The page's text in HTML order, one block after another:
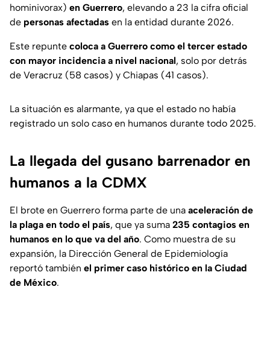
hominivorax) en Guerrero, elevando a 23 la cifra oficial
de personas afectadas en la entidad durante 2026.
Este repunte coloca a Guerrero como el tercer estado
con mayor incidencia a nivel nacional, solo por detrás
de Veracruz (58 casos) y Chiapas (41 casos).
La situación es alarmante, ya que el estado no había
registrado un solo caso en humanos durante todo 2025.
La llegada del gusano barrenador en
humanos a la CDMX
El brote en Guerrero forma parte de una aceleración de
la plaga en todo el país, que ya suma 235 contagios en
humanos en lo que va del año. Como muestra de su
expansión, la Dirección General de Epidemiología
reportó también el primer caso histórico en la Ciudad
de México.